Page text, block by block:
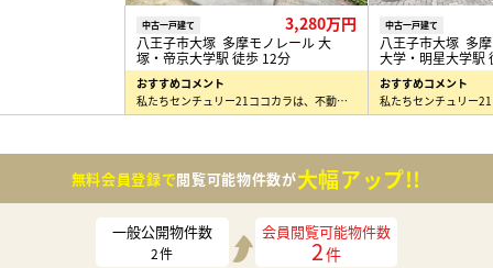
中古一戸建て 3,280万円
八王子市大塚 多摩モノレール 大
塚・帝京大学駅 徒歩 12分
おすすめコメント
私たちセンチュリー21ココカラは、不動産で「ここからはじまる幸せをつくる」というミッションのもと、…
中古一戸建て
八王子市大塚 多
大学・明星大学駅
おすすめコメント
無料会員登録で閲覧可能物件数が大幅アップ!!
一般公開物件数
2件
会員閲覧可能物件数
2件